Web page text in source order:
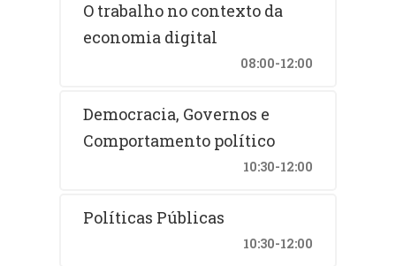
O trabalho no contexto da
economia digital
08:00-12:00
Democracia, Governos e
Comportamento político
10:30-12:00
Políticas Públicas
10:30-12:00